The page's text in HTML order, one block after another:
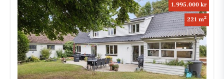
1.995.000 kr
221 m2